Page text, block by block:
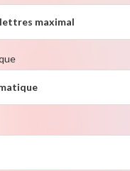
maximal